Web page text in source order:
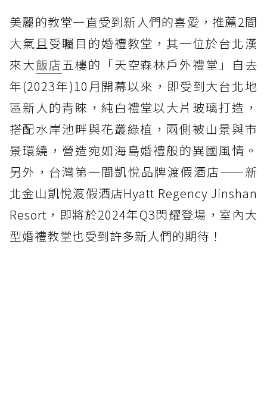
美麗的教堂一直受到新人們的喜愛，推薦2間
大氣且受矚目的婚禮教堂，其一位於台北漢
來大飯店五樓的「天空森林戶外禮堂」自去
年(2023年)10月開幕以來，即受到大台北地
區新人的青睞，純白禮堂以大片玻璃打造，
搭配水岸池畔與花叢綠植，兩側被山景與市
景環繞，營造宛如海島婚禮般的異國風情。
另外，台灣第一間凱悅品牌渡假酒店——新
北金山凱悅渡假酒店Hyatt Regency Jinshan
Resort，即將於2024年Q3閃耀登場，室內大
型婚禮教堂也受到許多新人們的期待！